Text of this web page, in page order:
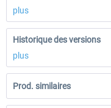
plus
Historique des versions
plus
Prod. similaires